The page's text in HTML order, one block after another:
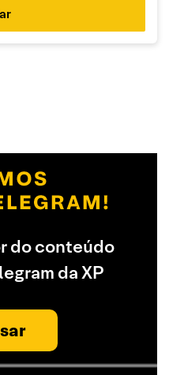
do conteúdo
da XP